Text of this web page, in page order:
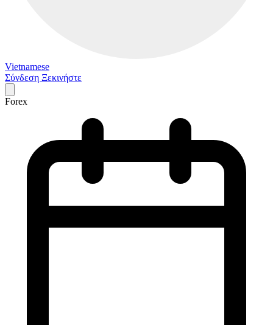
Vietnamese
Σύνδεση Ξεκινήστε
Forex